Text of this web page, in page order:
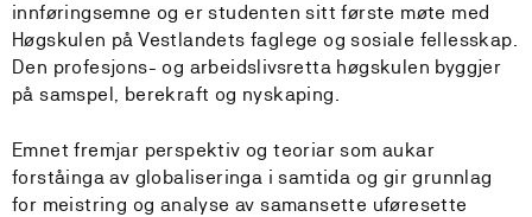
innføringsemne og er studenten sitt første møte med
Høgskulen på Vestlandets faglege og sosiale fellesskap.
Den profesjons- og arbeidslivsretta høgskulen byggjer
på samspel, berekraft og nyskaping.
Emnet fremjar perspektiv og teoriar som aukar
forståinga av globaliseringa i samtida og gir grunnlag
for meistring og analyse av samansette uføresette